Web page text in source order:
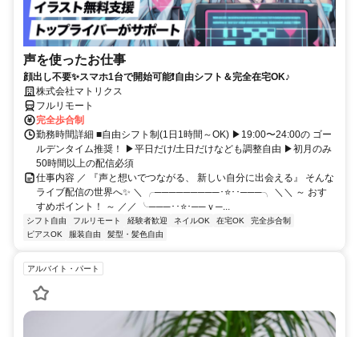
声を使ったお仕事
顔出し不要✨スマホ1台で開始可能❗自由シフト＆完全在宅OK♪
株式会社マトリクス
フルリモート
完全歩合制
勤務時間詳細 ■自由シフト制(1日1時間～OK) ▶19:00〜24:00の ゴー
ルデンタイム推奨！ ▶平日だけ/土日だけなども調整自由 ▶初月のみ
50時間以上の配信必須
仕事内容 ／ 『声と想いでつながる、 新しい自分に出会える』 そんな
ライブ配信の世界へ✨ ＼ ╭─────────･⭐･･───╮ ＼＼ ～ おす
すめポイント！ ～ ／／ ╰───･･⭐･──ｖ─...
シフト自由 フルリモート 経験者歓迎 ネイルOK 在宅OK
完全歩合制
ピアスOK
服装自由 髪型・髪色自由
アルバイト・パート